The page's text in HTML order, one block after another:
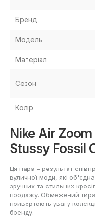
Бренд
Модель
Матеріал
Сезон
Колір
Nike Air
Stussy Fossil
Ця пара – результат
вуличної моди, які
зручних та стильних
продажу. Обмежений
привертають увагу
бренду.